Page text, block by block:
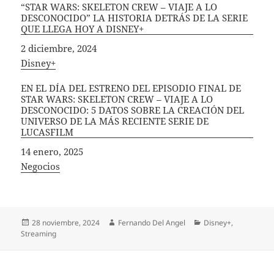
“STAR WARS: SKELETON CREW – VIAJE A LO
DESCONOCIDO” LA HISTORIA DETRÁS DE LA SERIE
QUE LLEGA HOY A DISNEY+
Fecha
2 diciembre, 2024
In relation to
Disney+
EN EL DÍA DEL ESTRENO DEL EPISODIO FINAL DE
STAR WARS: SKELETON CREW – VIAJE A LO
DESCONOCIDO: 5 DATOS SOBRE LA CREACIÓN DEL
UNIVERSO DE LA MÁS RECIENTE SERIE DE
LUCASFILM
Fecha
14 enero, 2025
In relation to
Negocios
Publicado
el
28 noviembre, 2024 Autor
Fernando Del Angel Categorías
Disney+,
Streaming